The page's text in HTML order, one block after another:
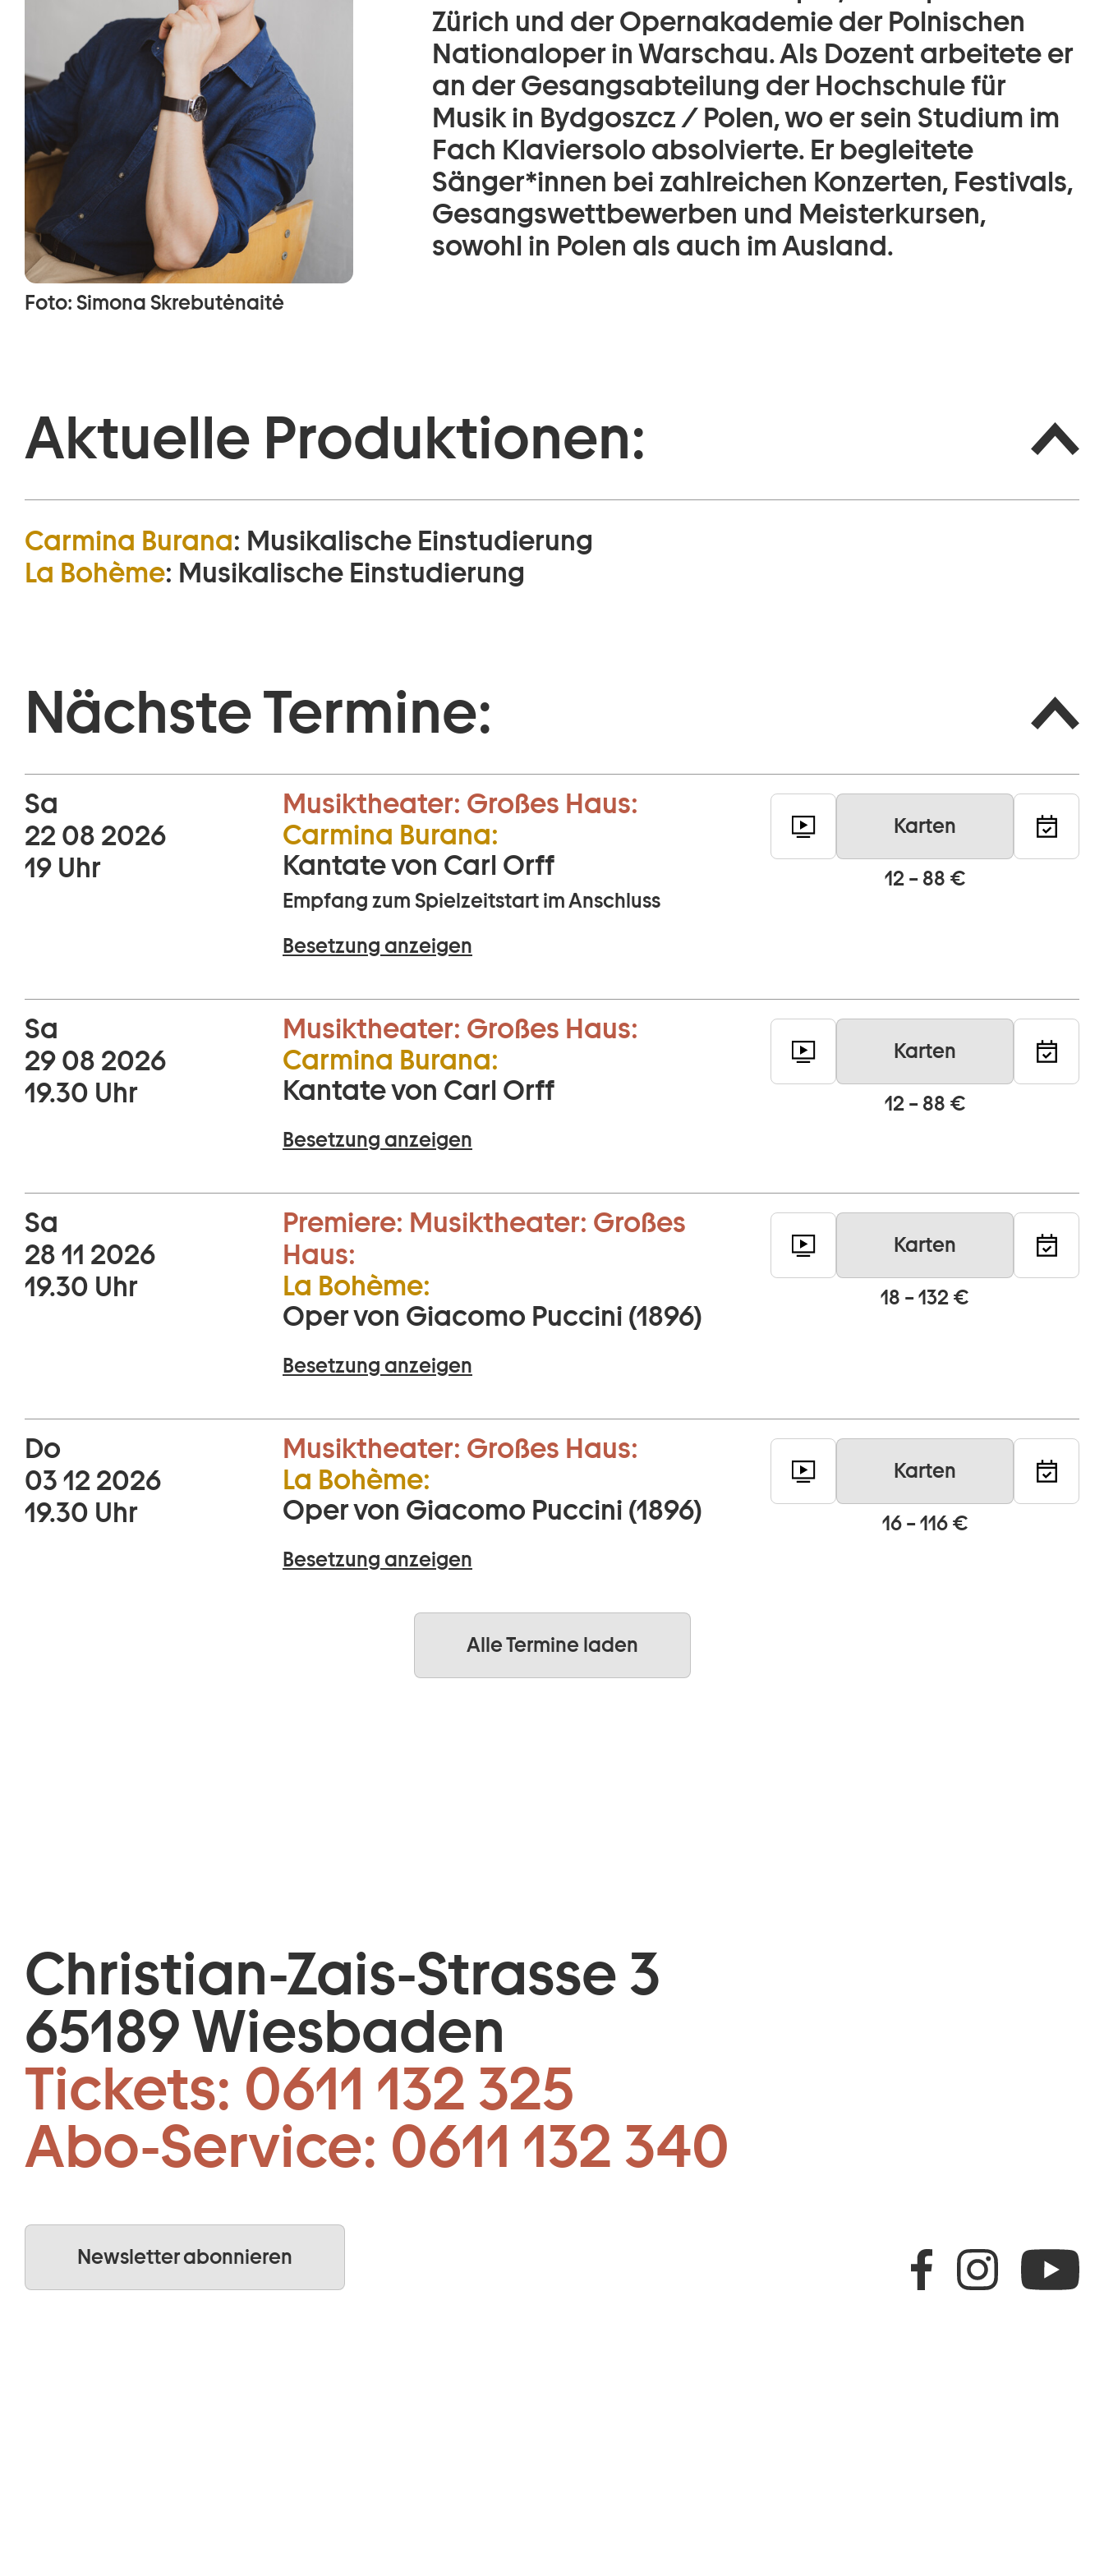
Foto: Simona Skrebutėnaitė
Zürich und der Opernakademie der Polnischen
Nationaloper in Warschau. Als Dozent arbeitete er
an der Gesangsabteilung der Hochschule für
Musik in Bydgoszcz / Polen, wo er sein Studium im
Fach Klaviersolo absolvierte. Er begleitete
Sänger*innen bei zahlreichen Konzerten, Festivals,
Gesangswettbewerben und Meisterkursen,
sowohl in Polen als auch im Ausland.
Aktuelle Produktionen:
Carmina Burana: Musikalische Einstudierung
La Bohème: Musikalische Einstudierung
Nächste Termine:
Sa
22 08 2026
19 Uhr
Musiktheater: Großes Haus:
Carmina Burana:
Kantate von Carl Orff
Empfang zum Spielzeitstart im Anschluss
Besetzung anzeigen
Karten
12 – 88 €
Sa
29 08 2026
19.30 Uhr
Musiktheater: Großes Haus:
Carmina Burana:
Kantate von Carl Orff
Besetzung anzeigen
Karten
12 – 88 €
Sa
28 11 2026
19.30 Uhr
Premiere: Musiktheater: Großes
Haus:
La Bohème:
Oper von Giacomo Puccini (1896)
Besetzung anzeigen
Karten
18 – 132 €
Do
03 12 2026
19.30 Uhr
Musiktheater: Großes Haus:
La Bohème:
Oper von Giacomo Puccini (1896)
Besetzung anzeigen
Karten
16 – 116 €
Alle Termine laden
Christian-Zais-Strasse 3
65189 Wiesbaden
Tickets: 0611 132 325
Abo-Service: 0611 132 340
Newsletter abonnieren